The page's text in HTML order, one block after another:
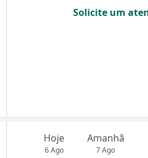
Solicite um
Hoje
6 Ago
Amanhã
7 Ago